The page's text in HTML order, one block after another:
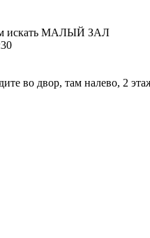
искать МАЛЫЙ ЗАЛ
во двор, там налево, 2